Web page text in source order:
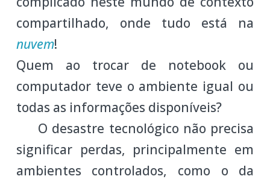
compartilhado, onde tudo está na
nuvem!
Quem ao trocar de notebook ou
computador teve o ambiente igual ou
todas as informações disponíveis?
O desastre tecnológico não precisa
significar perdas, principalmente em
ambientes controlados, como o da